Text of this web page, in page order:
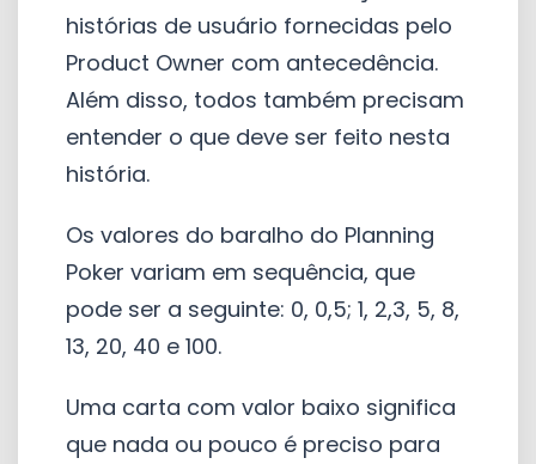
histórias de usuário fornecidas pelo
Product Owner com antecedência.
Além disso, todos também precisam
entender o que deve ser feito nesta
história.
Os valores do baralho do Planning
Poker variam em sequência, que
pode ser a seguinte: 0, 0,5; 1, 2,3, 5, 8,
13, 20, 40 e 100.
Uma carta com valor baixo significa
que nada ou pouco é preciso para